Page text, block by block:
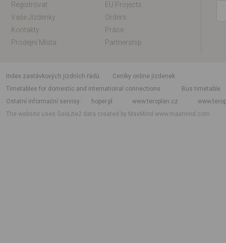
Registrovat
EU Projects
Vaše Jízdenky
Orders
Kontakty
Práce
Prodejní Místa
Partnership
index zastávkových jízdních řádů
Ceníky online jízdenek
Timetables for domestic and international connections
Bus timetable
Ostatní informační servisy
hoper.pl www.teroplan.cz
The website uses GeoLite2 data created by MaxMindwww.maxmind.com